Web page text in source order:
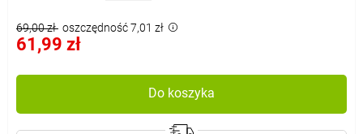
69,00 zł oszczędność 7,01 zł
61,99 zł
Do koszyka